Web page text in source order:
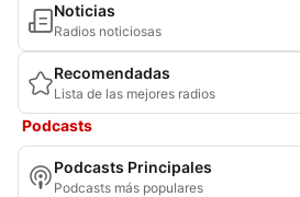
Noticias
Radios noticiosas
Recomendadas
Lista de las mejores radios
Podcasts
Podcasts Principales
Podcasts más populares